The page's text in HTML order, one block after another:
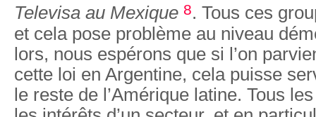
Televisa au Mexique 8. Tous ces
et cela pose problème au niveau
lors, nous espérons que si l’on
cette loi en Argentine, cela puisse
le reste de l’Amérique latine. Tous